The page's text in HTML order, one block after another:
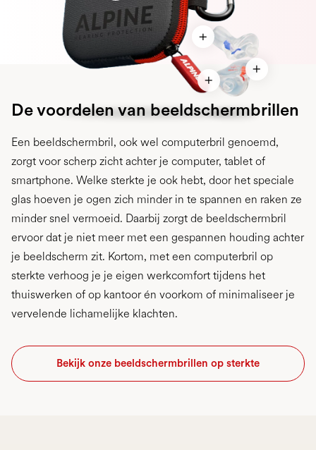
De voordelen van beeldschermbrillen
Een beeldschermbril, ook wel computerbril genoemd,
zorgt voor scherp zicht achter je computer, tablet of
smartphone. Welke sterkte je ook hebt, door het speciale
glas hoeven je ogen zich minder in te spannen en raken ze
minder snel vermoeid. Daarbij zorgt de beeldschermbril
ervoor dat je niet meer met een gespannen houding achter
je beeldscherm zit. Kortom, met een computerbril op
sterkte verhoog je je eigen werkcomfort tijdens het
thuiswerken of op kantoor én voorkom of minimaliseer je
vervelende lichamelijke klachten.
Bekijk onze beeldschermbrillen op sterkte